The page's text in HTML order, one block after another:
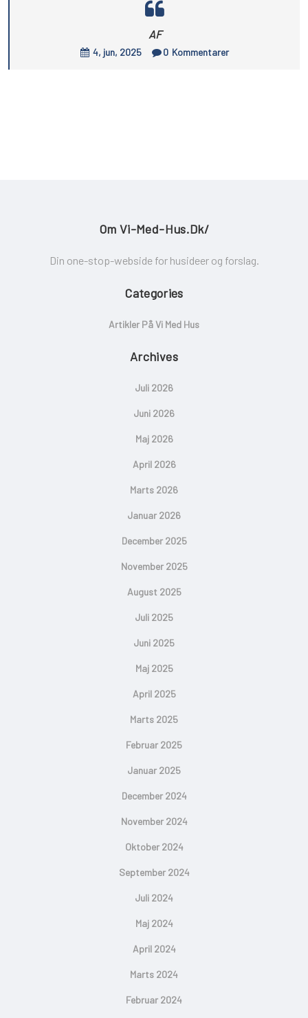
AF
4, jun, 2025 0 Kommentarer
Om Vi-Med-Hus.dk/
Din one-stop-webside for husideer og forslag.
Categories
Artikler På Vi Med Hus
Archives
Juli 2026
Juni 2026
Maj 2026
April 2026
Marts 2026
Januar 2026
December 2025
November 2025
August 2025
Juli 2025
Juni 2025
Maj 2025
April 2025
Marts 2025
Februar 2025
Januar 2025
December 2024
November 2024
Oktober 2024
September 2024
Juli 2024
Maj 2024
April 2024
Marts 2024
Februar 2024